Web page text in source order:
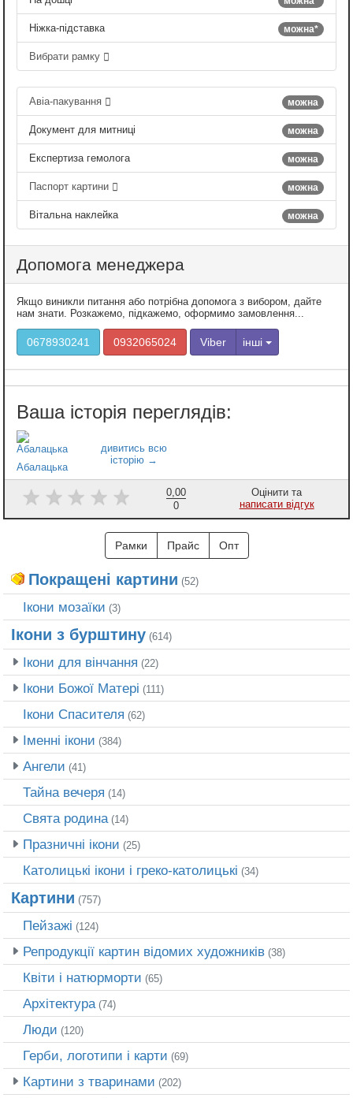
можна*
Ніжка-підставка
Вибрати рамку
можна
Авіа-пакування
можна
Документ для митниці
можна
Експертиза гемолога
можна
Паспорт картини
можна
Вітальна наклейка
Допомога менеджера
Якщо виникли питання або потрібна допомога з вибором, дайте
нам знати. Розкажемо, підкажемо, оформимо замовлення...
0678930241 0932065024 Viber інші
Абалацька
0,00
0
Оцінити та
написати відгук
Рамки Прайс Опт
Покращені картини (52)
Ікони мозаїки (3)
Ікони з бурштину (614)
Ікони для вінчання (22)
Ікони Божої Матері (111)
Ікони Спасителя (62)
Іменні ікони (384)
Ангели (41)
Тайна вечеря (14)
Свята родина (14)
Празничні ікони (25)
Католицькі ікони і греко-католицькі (34)
Картини (757)
Пейзажі (124)
Репродукції картин відомих художників (38)
Квіти і натюрморти (65)
Архітектура (74)
Люди (120)
Герби, логотипи і карти (69)
Картини з тваринами (202)